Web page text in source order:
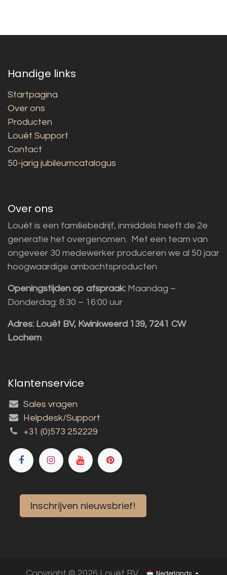
Handige links
Startpagina
Over ons
Producten
Louët Support
Contact
50-jarig jubileumcatalogus
Over ons
Louët is een familiebedrijf, inmiddels heeft de 2e
generatie het overgenomen. Met een team van
ongeveer 30 medewerker produceren we al 50 jaar
hoogwaardige ambachtsproducten
Openingstijden op afspraak: Maandag –
Donderdag: 8:30 – 16:00 uur
Adres: Louët BV, Kwinkweerd 139, 7241 CW
Lochem
Klantenservice
Sales vragen
Helpdesk/Support
+31 (0)573 252229
Inschrijven nieuwsbrief!
Nederlands